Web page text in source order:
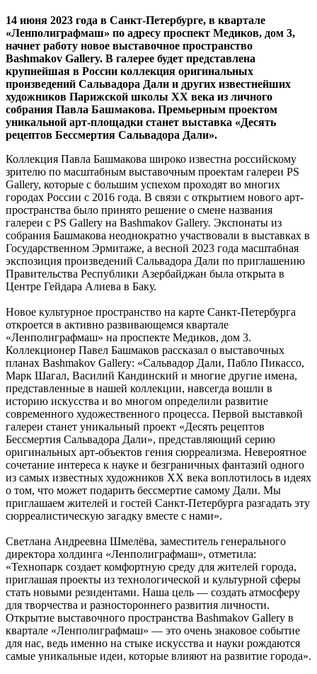
14 июня 2023 года в Санкт-Петербурге, в квартале
«Ленполиграфмаш» по адресу проспект Медиков, дом 3,
начнет работу новое выставочное пространство
Bashmakov Gallery. В галерее будет представлена
крупнейшая в России коллекция оригинальных
произведений Сальвадора Дали и других известнейших
художников Парижской школы ХХ века из личного
собрания Павла Башмакова. Премьерным проектом
уникальной арт-площадки станет выставка «Десять
рецептов Бессмертия Сальвадора Дали».
Коллекция Павла Башмакова широко известна российскому
зрителю по масштабным выставочным проектам галереи PS
Gallery, которые с большим успехом проходят во многих
городах России с 2016 года. В связи с открытием нового арт-
пространства было принято решение о смене названия
галереи с PS Gallery на Bashmakov Gallery. Экспонаты из
собрания Башмакова неоднократно участвовали в выставках в
Государственном Эрмитаже, а весной 2023 года масштабная
экспозиция произведений Сальвадора Дали по приглашению
Правительства Республики Азербайджан была открыта в
Центре Гейдара Алиева в Баку.
Новое культурное пространство на карте Санкт-Петербурга
откроется в активно развивающемся квартале
«Ленполиграфмаш» на проспекте Медиков, дом 3.
Коллекционер Павел Башмаков рассказал о выставочных
планах Bashmakov Gallery: «Сальвадор Дали, Пабло Пикассо,
Марк Шагал, Василий Кандинский и многие другие имена,
представленные в нашей коллекции, навсегда вошли в
историю искусства и во многом определили развитие
современного художественного процесса. Первой выставкой
галереи станет уникальный проект «Десять рецептов
Бессмертия Сальвадора Дали», представляющий серию
оригинальных арт-объектов гения сюрреализма. Невероятное
сочетание интереса к науке и безграничных фантазий одного
из самых известных художников ХХ века воплотилось в идеях
о том, что может подарить бессмертие самому Дали. Мы
приглашаем жителей и гостей Санкт-Петербурга разгадать эту
сюрреалистическую загадку вместе с нами».
Светлана Андреевна Шмелёва, заместитель генерального
директора холдинга «Ленполиграфмаш», отметила:
«Технопарк создает комфортную среду для жителей города,
приглашая проекты из технологической и культурной сферы
стать новыми резидентами. Наша цель — создать атмосферу
для творчества и разностороннего развития личности.
Открытие выставочного пространства Bashmakov Gallery в
квартале «Ленполиграфмаш» — это очень знаковое событие
для нас, ведь именно на стыке искусства и науки рождаются
самые уникальные идеи, которые влияют на развитие города».